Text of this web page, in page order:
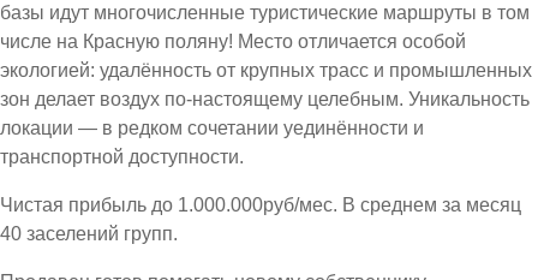
базы идут многочисленные туристические маршруты в том
числе на Красную поляну! Место отличается особой
экологией: удалённость от крупных трасс и промышленных
зон делает воздух по-настоящему целебным. Уникальность
локации — в редком сочетании уединённости и
транспортной доступности.
Чистая прибыль до 1.000.000руб/мес. В среднем за месяц
40 заселений групп.